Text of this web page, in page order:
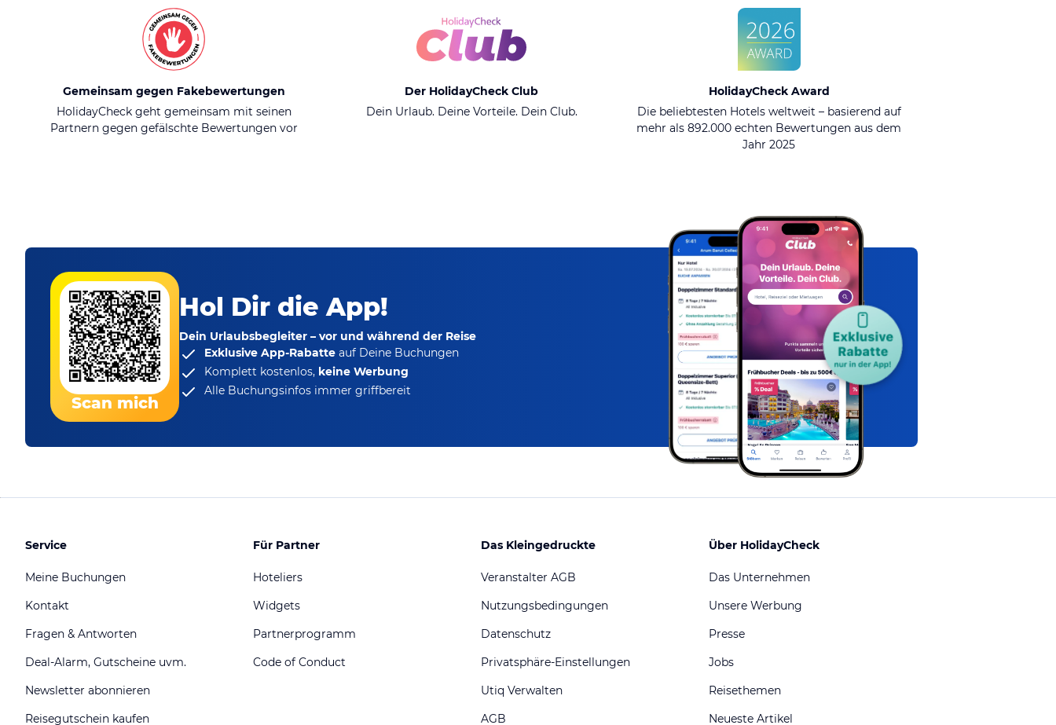
Gemeinsam gegen Fakebewertungen
HolidayCheck geht gemeinsam mit seinen
Partnern gegen gefälschte Bewertungen vor
Der HolidayCheck Club
Dein Urlaub. Deine Vorteile. Dein Club.
HolidayCheck Award
Die beliebtesten Hotels weltweit – basierend auf
mehr als 892.000 echten Bewertungen aus dem
Jahr 2025
Scan mich
Hol Dir die App!
Dein Urlaubsbegleiter – vor und während der Reise
Exklusive App-Rabatte auf Deine Buchungen
Komplett kostenlos, keine Werbung
Alle Buchungsinfos immer griffbereit
Service
Meine Buchungen
Kontakt
Fragen & Antworten
Deal-Alarm, Gutscheine uvm.
Newsletter abonnieren
Reisegutschein kaufen
Für Partner
Hoteliers
Widgets
Partnerprogramm
Code of Conduct
Das Kleingedruckte
Veranstalter AGB
Nutzungsbedingungen
Datenschutz
Privatsphäre-Einstellungen
Utiq Verwalten
AGB
Über HolidayCheck
Das Unternehmen
Unsere Werbung
Presse
Jobs
Reisethemen
Neueste Artikel